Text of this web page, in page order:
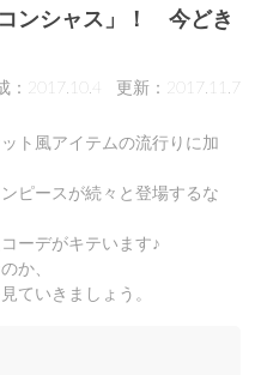
ンシャス」！ 今どき
：2017.10.4 更新：2017.11.7
ト風アイテムの流行りに加
ピースが続々と登場するな
ーデがキテいます♪
か、
ていきましょう。